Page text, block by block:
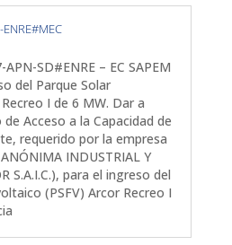
SD#ENRE – EC SAPEM
del Parque Solar
I de 6 MW. Dar a
Acceso a la Capacidad de
requerido por la empresa
INDUSTRIAL Y
S.A.I.C.), para el ingreso del
(PSFV) Arcor Recreo I